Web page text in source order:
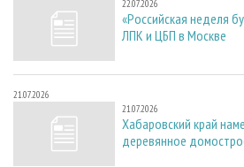
22.07.2026
«Российская неделя
ЛПК и ЦБП в Москве
21.07.2026
21.07.2026
Хабаровский край
деревянное